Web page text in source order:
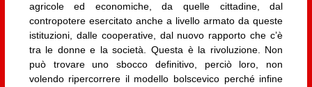
agricole ed economiche, da quelle cittadine, dal
contropotere esercitato anche a livello armato da queste
istituzioni, dalle cooperative, dal nuovo rapporto che c’è
tra le donne e la società. Questa è la rivoluzione. Non
può trovare uno sbocco definitivo, perciò loro, non
volendo ripercorrere il modello bolscevico perché infine